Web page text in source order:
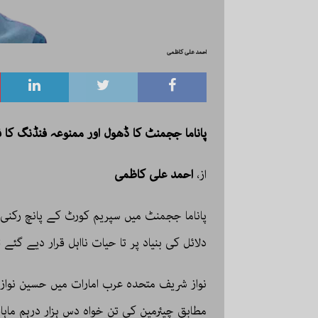
احمد علی کاظمی
پاناما ججمنٹ کا ڈھول اور ممنوعہ فنڈنگ کا
از، احمد علی کاظمی
پاناما ججمنٹ میں سپریم کورٹ کے پانچ
دلائل کی بنیاد پر تا حیات نااہل قرار دیے
نواز شریف متحدہ عرب امارات میں حسین
مطابق چیئرمین کی تن خواہ دس ہزار درہم
ادب کی محفل کا چراغ، ناصر
خیبر پختون خوا کے ادبی
تخلیقی اور تہذیبی جہتوں کا
ان کے اسلوب کی لطافت، ادب
اور تخلیق کار سے دل کی بات
ہندوستان کبھی نفرت سے